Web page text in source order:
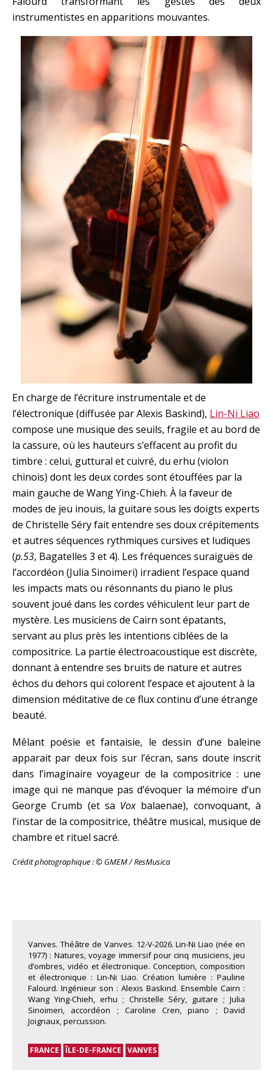
instrumentistes en apparitions mouvantes.
En charge de l’écriture instrumentale et de
l’électronique (diffusée par Alexis Baskind), Lin-Ni Liao
compose une musique des seuils, fragile et au bord de
la cassure, où les hauteurs s’effacent au profit du
timbre : celui, guttural et cuivré, du erhu (violon
chinois) dont les deux cordes sont étouffées par la
main gauche de Wang Ying-Chieh. À la faveur de
modes de jeu inouïs, la guitare sous les doigts experts
de Christelle Séry fait entendre ses doux crépitements
et autres séquences rythmiques cursives et ludiques
(p.53, Bagatelles 3 et 4). Les fréquences suraiguës de
l’accordéon (Julia Sinoimeri) irradient l’espace quand
les impacts mats ou résonnants du piano le plus
souvent joué dans les cordes véhiculent leur part de
mystère. Les musiciens de Cairn sont épatants,
servant au plus près les intentions ciblées de la
compositrice. La partie électroacoustique est discrète,
donnant à entendre ses bruits de nature et autres
échos du dehors qui colorent l’espace et ajoutent à la
dimension méditative de ce flux continu d’une étrange
beauté.
Mêlant poésie et fantaisie, le dessin d’une baleine
apparait par deux fois sur l’écran, sans doute inscrit
dans l’imaginaire voyageur de la compositrice : une
image qui ne manque pas d’évoquer la mémoire d’un
George Crumb (et sa Vox balaenae), convoquant, à
l’instar de la compositrice, théâtre musical, musique de
chambre et rituel sacré.
Crédit photographique : © GMEM / ResMusica
Vanves. Théâtre de Vanves. 12-V-2026. Lin-Ni Liao (née en
1977) : Natures, voyage immersif pour cinq musiciens, jeu
d’ombres, vidéo et électronique. Conception, composition
et électronique : Lin-Ni Liao. Création lumière : Pauline
Falourd. Ingénieur son : Alexis Baskind. Ensemble Cairn :
Wang Ying-Chieh, erhu ; Christelle Séry, guitare ; Julia
Sinoimeri, accordéon ; Caroline Cren, piano ; David
Joignaux, percussion.
FRANCE ÎLE-DE-FRANCE VANVES